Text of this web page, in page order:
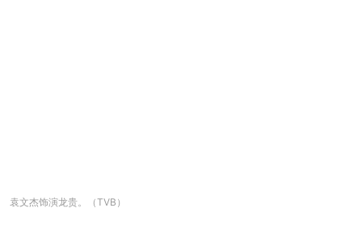
袁文杰饰演龙贵。（TVB）